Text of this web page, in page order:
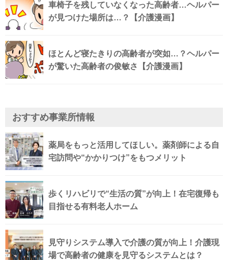
車椅子を残していなくなった高齢者…ヘルパー
が見つけた場所は…？【介護漫画】
ほとんど寝たきりの高齢者が突如…？ヘルパー
が驚いた高齢者の俊敏さ【介護漫画】
おすすめ事業所情報
薬局をもっと活用してほしい。薬剤師による自
宅訪問や“かかりつけ”をもつメリット
歩くリハビリで“生活の質”が向上！在宅復帰も
目指せる有料老人ホーム
見守りシステム導入で介護の質が向上！介護現
場で高齢者の健康を見守るシステムとは？